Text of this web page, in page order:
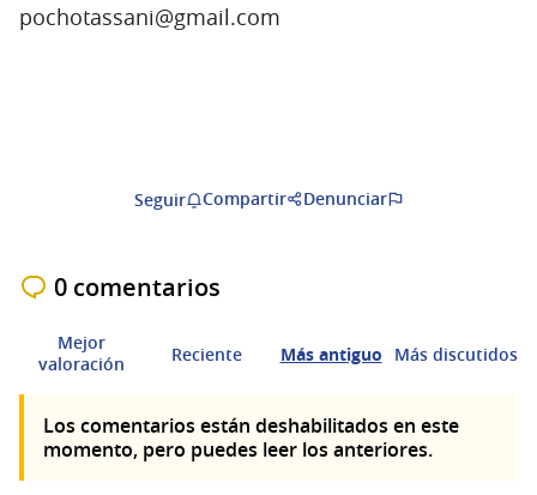
pochotassani@gmail.com
Seguir Compartir Denunciar
0 comentarios
Mejor
valoración
Reciente Más antiguo Más discutidos
Los comentarios están deshabilitados en este
momento, pero puedes leer los anteriores.